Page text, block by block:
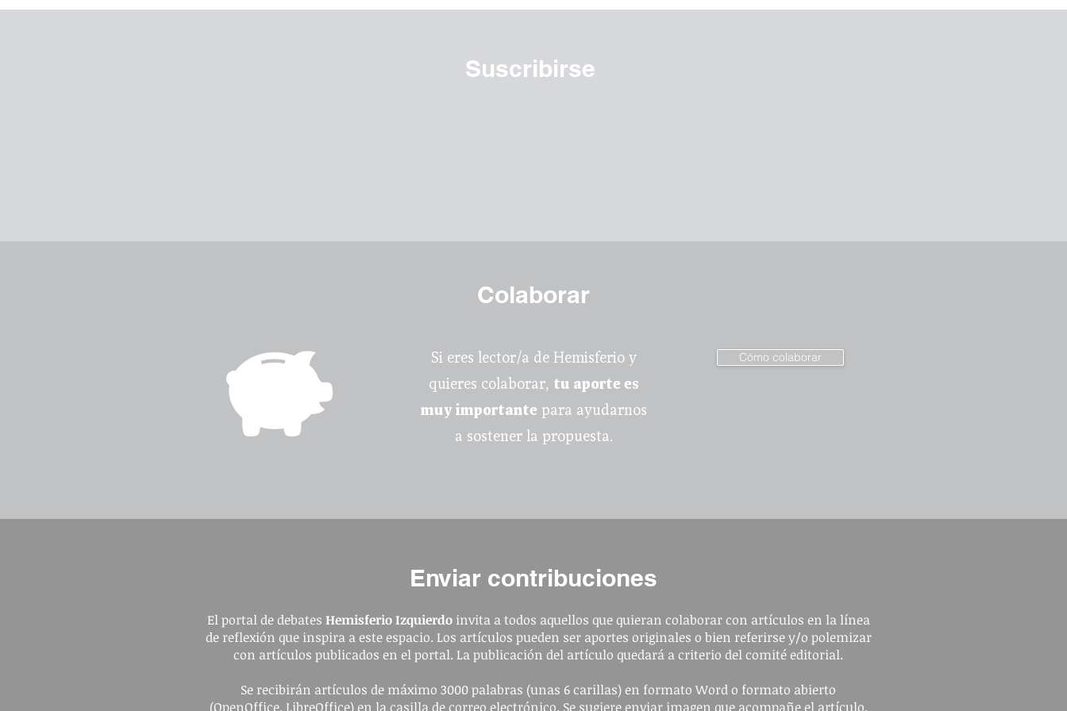
Suscribirse
Colaborar
Si eres lector/a de Hemisferio y
quieres colaborar, tu aporte es
muy importante para ayudarnos
a sostener la propuesta.
Cómo colaborar
Enviar contribuciones
El portal de debates Hemisferio Izquierdoinvita a todos aquellos que quieran colaborar con artículos en la línea
de reflexión que inspira a este espacio. Los artículos pueden ser aportes originales o bien referirse y/o polemizar
con artículos publicados en el portal. La publicación del artículo quedará a criterio del comité editorial.
Se recibirán artículos de máximo 3000 palabras (unas 6 carillas) en formato Word o formato abierto
(OpenOffice, LibreOffice) en la casilla de correo electrónico. Se sugiere enviar imagen que acompañe el artículo.